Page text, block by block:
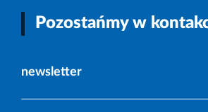
Pozostańmy w
newsletter